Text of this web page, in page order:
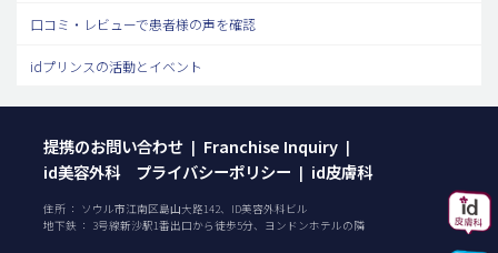
口コミ・レビューで患者様の声を確認
idプリンスの活動とイベント
提携のお問い合わせ | Franchise Inquiry |
id美容外科 プライバシーポリシー | id皮膚科
住所 ： ソウル市江南区島山大路142、ID美容外科ビル
地下鉄 ： 3号線新沙駅1番出口から徒歩5分、ヨンドンホテルの隣